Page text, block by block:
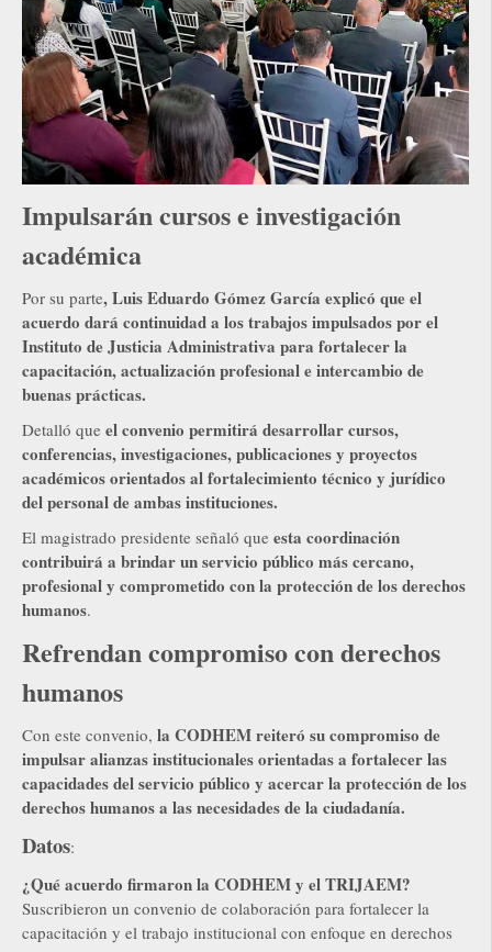
Impulsarán cursos e investigación
académica
Por su parte, Luis Eduardo Gómez García explicó que el
acuerdo dará continuidad a los trabajos impulsados por el
Instituto de Justicia Administrativa para fortalecer la
capacitación, actualización profesional e intercambio de
buenas prácticas.
Detalló que el convenio permitirá desarrollar cursos,
conferencias, investigaciones, publicaciones y proyectos
académicos orientados al fortalecimiento técnico y jurídico
del personal de ambas instituciones.
El magistrado presidente señaló que esta coordinación
contribuirá a brindar un servicio público más cercano,
profesional y comprometido con la protección de los derechos
humanos.
Refrendan compromiso con derechos
humanos
Con este convenio, la CODHEM reiteró su compromiso de
impulsar alianzas institucionales orientadas a fortalecer las
capacidades del servicio público y acercar la protección de los
derechos humanos a las necesidades de la ciudadanía.
Datos:
¿Qué acuerdo firmaron la CODHEM y el TRIJAEM?
Suscribieron un convenio de colaboración para fortalecer la
capacitación y el trabajo institucional con enfoque en derechos